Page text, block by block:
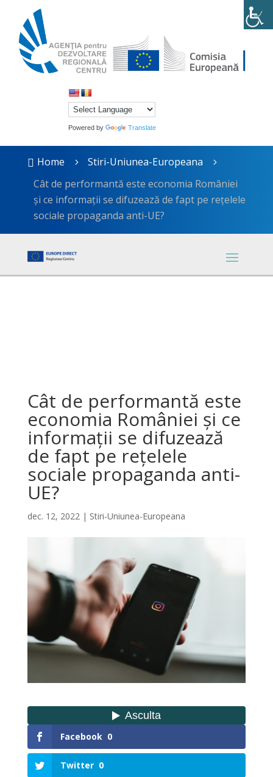
Powered by Translate
 Home 5 Stiri-Uniunea-Europeana 5
Cât de performantă este economia României
și ce informații se difuzează de fapt pe rețelele
sociale propaganda anti-UE?
Cât de performantă este
economia României și ce
informații se difuzează
de fapt pe rețelele
sociale propaganda anti-
UE?
dec. 12, 2022| Stiri-Uniunea-Europeana
Facebook 0
Twitter 0